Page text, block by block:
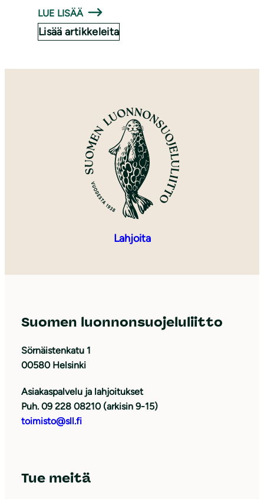
LUE LISÄÄ
Lisää artikkeleita
Lahjoita
Suomen luonnonsuojeluliitto
Sörnäistenkatu 1
00580 Helsinki
Asiakaspalvelu ja lahjoitukset
Puh. 09 228 08210 (arkisin 9-15)
toimisto@sll.fi
Tue meitä